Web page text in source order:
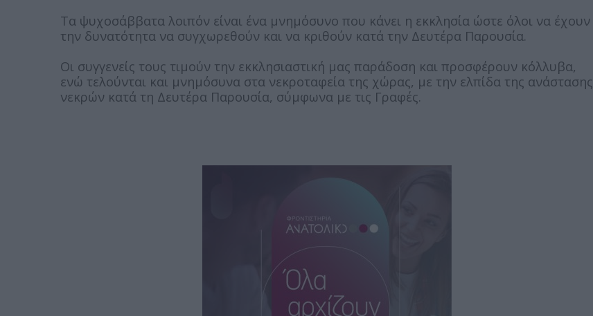
Τα ψυχοσάββατα λοιπόν είναι ένα μνημόσυνο που κάνει η εκκλησία ώστε όλοι να έχουν
την δυνατότητα να συγχωρεθούν και να κριθούν κατά την Δευτέρα Παρουσία.
Οι συγγενείς τους τιμούν την εκκλησιαστική μας παράδοση και προσφέρουν κόλλυβα,
ενώ τελούνται και μνημόσυνα στα νεκροταφεία της χώρας, με την ελπίδα της ανάστασης
νεκρών κατά τη Δευτέρα Παρουσία, σύμφωνα με τις Γραφές.